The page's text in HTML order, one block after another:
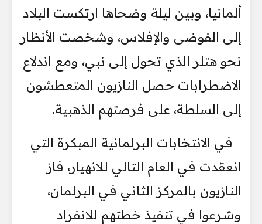
ألمانيا، وبين ليلة وضحاها ارتكست البلاد
إلى الفوضى والإفلاس، وشخصت الأنظار
نحو هتلر الذي تحول إلى نبي، ومع اندلاع
الاضطرابات حصل النازيون المتعطشون
إلى السلطة، على فرصتهم الذهبية.
في الانتخابات البرلمانية المبكرة التي
انعقدت في العام التالي للانهيار، فاز
النازيون بالمركز الثاني في البرلمان،
وشرعوا في تنفيذ خطتهم للانفراد